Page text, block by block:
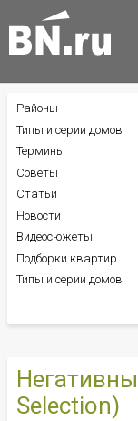
Selection)
БОКОВОЕ
МЕНЮ
Районы
Типы и серии домов
Термины
Советы
Статьи
Новости
Видеосюжеты
Подборки квартир
Типы и серии домов